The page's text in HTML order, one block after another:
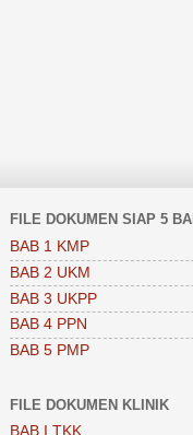
FILE DOKUMEN SIAP 5
BAB 1 KMP
BAB 2 UKM
BAB 3 UKPP
BAB 4 PPN
BAB 5 PMP
FILE DOKUMEN KLINIK
BAB I TKK